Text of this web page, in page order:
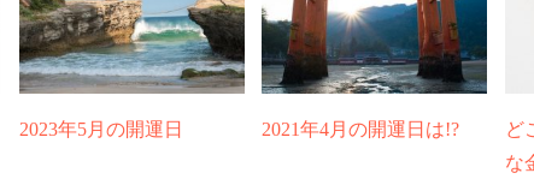
2023年5月の開運日 2021年4月の開運日は!?
ど
な